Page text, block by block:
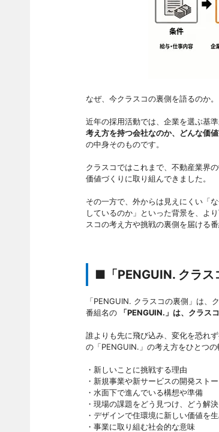
なぜ、今クラスコの裏側を語るのか。
近年の採用活動では、企業を選ぶ基
考え方を持つ会社なのか、どんな価
の中身そのものです。
クラスコではこれまで、不動産業界
価値づくりに取り組んできました。
その一方で、外からは見えにくい「
しているのか」といった背景を、よ
スコの考え方や挑戦の裏側を届ける
■「PENGUIN. クラス
「PENGUIN. クラスコの裏側」は、
番組名の
「PENGUIN.」は、クラス
誰よりも先に飛び込み、変化を恐れ
の「PENGUIN.」の考え方をひとつ
・新しいことに挑戦する理由
・新規事業や新サービスの開発スト
・水面下で進んでいる構想や準備
・現場の課題をどう見つけ、どう解
・デザインで住環境に新しい価値を
・事業に取り組む社会的な意味